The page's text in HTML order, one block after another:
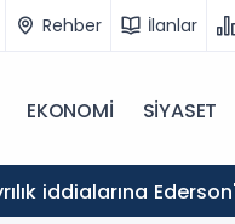
Rehber İlanlar
EKONOMİ SİYASET
iddialarına